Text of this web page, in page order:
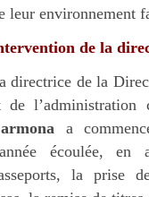
leur environnement
de la
directrice de la
de
a
écoulée, en
la prise